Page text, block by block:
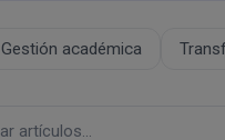
Gestión académica